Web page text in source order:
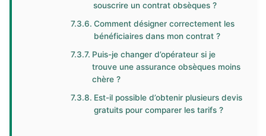
souscrire un contrat obsèques ?
Comment désigner correctement les
bénéficiaires dans mon contrat ?
Puis-je changer d’opérateur si je
trouve une assurance obsèques moins
chère ?
Est-il possible d’obtenir plusieurs devis
gratuits pour comparer les tarifs ?